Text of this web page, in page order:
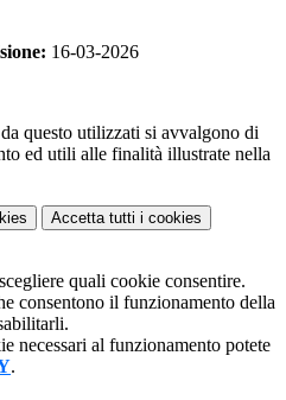
16-03-2026
questo utilizzati si avvalgono di
ed utili alle finalità illustrate nella
Accetta tutti i cookies
quali cookie consentire.
consentono il funzionamento della
necessari al funzionamento potete
.